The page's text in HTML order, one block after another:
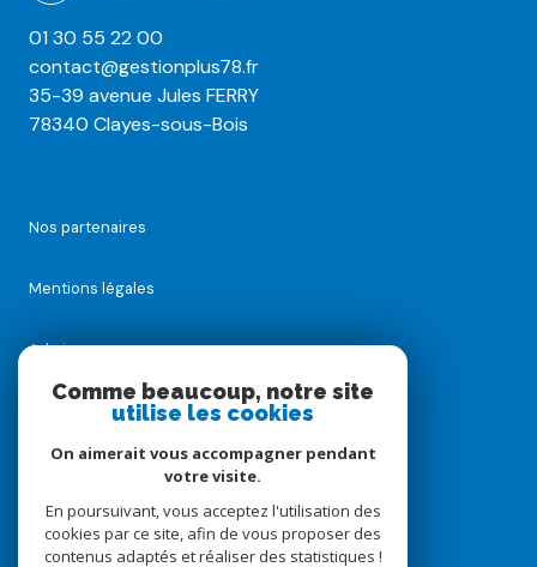
01 30 55 22 00
contact@gestionplus78.fr
35-39 avenue Jules FERRY
78340 Clayes-sous-Bois
Nos partenaires
Mentions légales
Admin
Nos honoraires
Cookies
Comme beaucoup, notre site
utilise les cookies
On aimerait vous accompagner pendant
votre visite.
En poursuivant, vous acceptez l'utilisation des
cookies par ce site, afin de vous proposer des
contenus adaptés et réaliser des statistiques !